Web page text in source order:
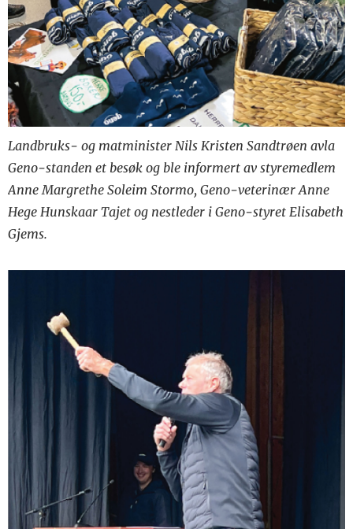
Landbruks- og matminister Nils Kristen Sandtrøen avla
Geno-standen et besøk og ble informert av styremedlem
Anne Margrethe Soleim Stormo, Geno-veterinær Anne
Hege Hunskaar Tajet og nestleder i Geno-styret Elisabeth
Gjems.